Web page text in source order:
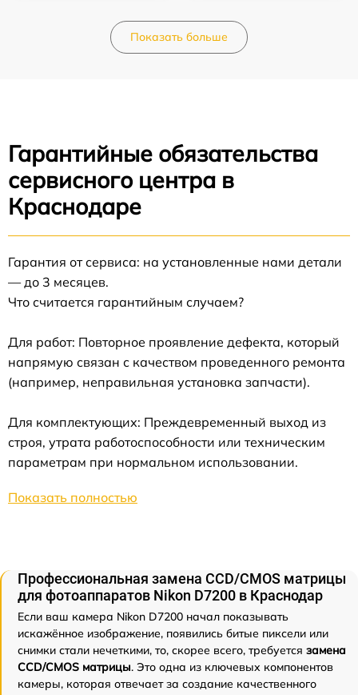
Показать больше
Гарантийные обязательства
сервисного центра в
Краснодаре
Гарантия от сервиса: на установленные нами детали
— до 3 месяцев.
Что считается гарантийным случаем?
Для работ: Повторное проявление дефекта, который
напрямую связан с качеством проведенного ремонта
(например, неправильная установка запчасти).
Для комплектующих: Преждевременный выход из
строя, утрата работоспособности или техническим
параметрам при нормальном использовании.
Показать полностью
Профессиональная замена CCD/CMOS матрицы
для фотоаппаратов Nikon D7200 в Краснодар
Если ваш камера Nikon D7200 начал показывать
искажённое изображение, появились битые пиксели или
снимки стали нечеткими, то, скорее всего, требуется замена
CCD/CMOS матрицы. Это одна из ключевых компонентов
камеры, которая отвечает за создание качественного